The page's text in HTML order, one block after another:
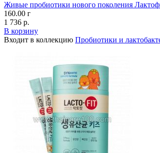
Живые пробиотики нового поколения
160.00 г
1 736 р.
В корзину
Входит в коллекцию Пробиотики и